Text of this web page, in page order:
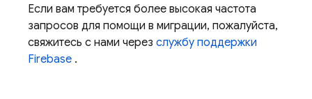
Если вам требуется более высокая частота
запросов для помощи в миграции, пожалуйста,
свяжитесь с нами через службу поддержки
Firebase .